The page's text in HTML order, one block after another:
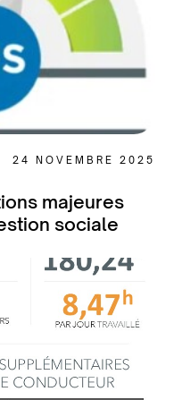
24 NOVEMBRE 2025
majeures
sociale